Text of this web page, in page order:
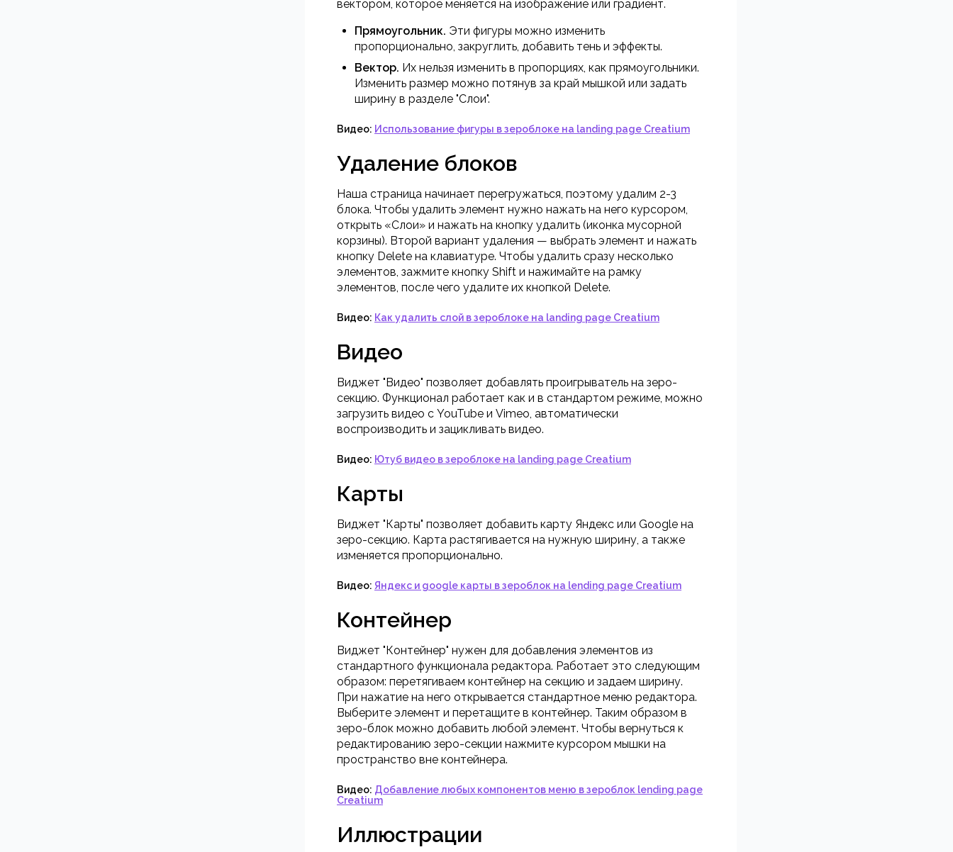
вектором, которое меняется на изображение или градиент.
Прямоугольник. Эти фигуры можно изменить
пропорционально, закруглить, добавить тень и эффекты.
Вектор. Их нельзя изменить в пропорциях, как прямоугольники.
Изменить размер можно потянув за край мышкой или задать
ширину в разделе "Слои".
Видео: Использование фигуры в зероблоке на landing page Creatium
Удаление блоков
Наша страница начинает перегружаться, поэтому удалим 2-3
блока. Чтобы удалить элемент нужно нажать на него курсором,
открыть «Слои» и нажать на кнопку удалить (иконка мусорной
корзины). Второй вариант удаления — выбрать элемент и нажать
кнопку Delete на клавиатуре. Чтобы удалить сразу несколько
элементов, зажмите кнопку Shift и нажимайте на рамку
элементов, после чего удалите их кнопкой Delete.
Видео: Как удалить слой в зероблоке на landing page Creatium
Видео
Виджет "Видео" позволяет добавлять проигрыватель на зеро-
секцию. Функционал работает как и в стандартом режиме, можно
загрузить видео с YouTube и Vimeo, автоматически
воспроизводить и зацикливать видео.
Видео: Ютуб видео в зероблоке на landing page Creatium
Карты
Виджет "Карты" позволяет добавить карту Яндекс или Google на
зеро-секцию. Карта растягивается на нужную ширину, а также
изменяется пропорционально.
Видео: Яндекс и google карты в зероблок на lending page Creatium
Контейнер
Виджет "Контейнер" нужен для добавления элементов из
стандартного функционала редактора. Работает это следующим
образом: перетягиваем контейнер на секцию и задаем ширину.
При нажатие на него открывается стандартное меню редактора.
Выберите элемент и перетащите в контейнер. Таким образом в
зеро-блок можно добавить любой элемент. Чтобы вернуться к
редактированию зеро-секции нажмите курсором мышки на
пространство вне контейнера.
Видео: Добавление любых компонентов меню в зероблок lending page
Creatium
Иллюстрации